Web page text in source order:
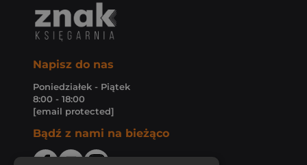
Napisz do nas
Poniedziałek - Piątek
8:00 - 18:00
[email protected]
Bądź z nami na bieżąco